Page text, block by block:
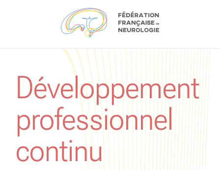
Développement
professionnel
continu